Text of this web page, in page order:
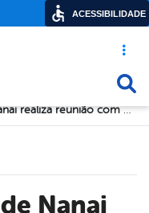
Acesso
Prefeito Galego de Nanai realiza reunião com gerência do Banco do Nordeste de Salgueiro para tratar sobre linhas de créditos financiadas pelo Agroamigo
ACESSIBILIDADE